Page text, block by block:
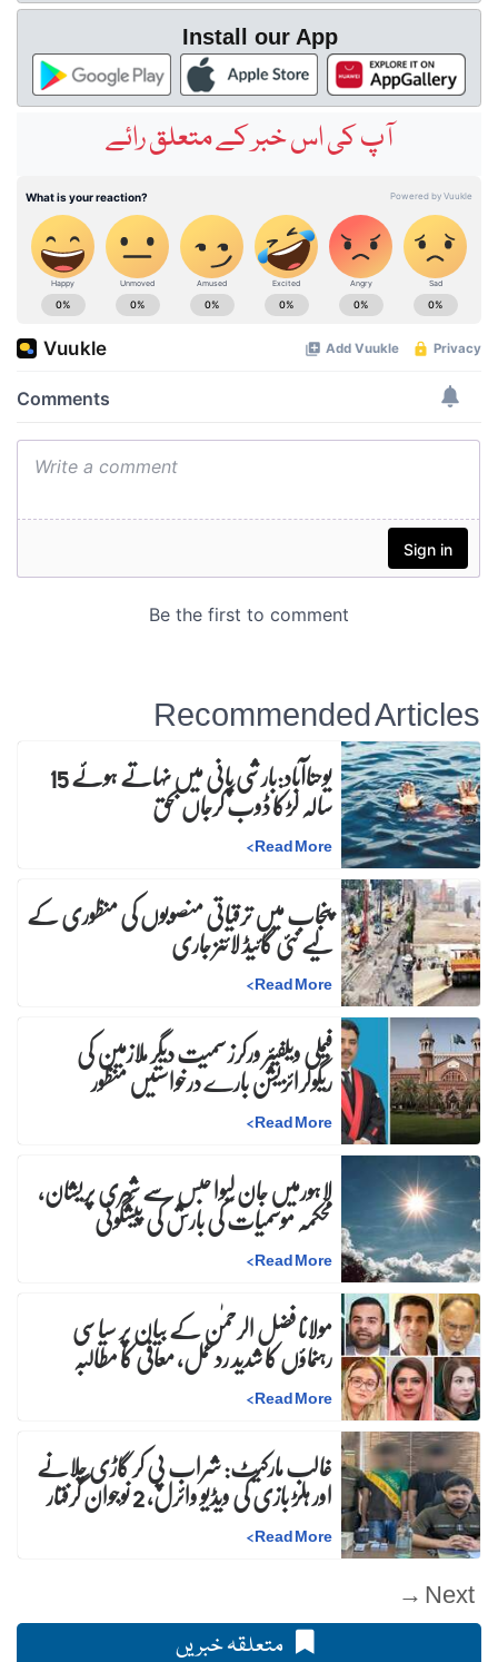
Install our App
آپ کی اس خبر کے متعلق رائے
Recommended Articles
یوحناآباد:بارشی پانی میں نہاتے ہوئے 15 سالہ لڑکا ڈوب کرجاں بحق
Read More
>
پنجاب میں ترقیاتی منصوبوں کی منظوری کے
لیے نئی گائیڈ لائنز جاری
Read More
>
فیملی ویلفیئر ورکرز سمیت دیگر ملازمین کی
ریگولرائزیشن بارے درخواستیں منظور
Read More
>
لاہورمیں جان لیوا حبس سے شہری پریشان،
محکمہ موسمیات کی بارش کی پیشگوئی
Read More
>
مولانا فضل الرحمٰن کے بیان پر سیاسی
رہنماؤں کا شدید ردعمل، معافی کا مطالبہ
Read More
>
غالب مارکیٹ: شراب پی کر گاڑی چلانے
اور ہلڑ بازی کی ویڈیو وائرل، 2 نوجوان گرفتار
Read More
>
Next →
متعلقہ خبریں